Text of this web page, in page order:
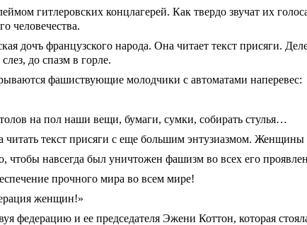
гитлеровских концлагерей. Как твердо звучат их
человечества.
дочъ французского народа. Она читает текст присяги.
до спазм в горле.
фашиствующие молодчики с автоматами наперевес:
на пол наши вещи, бумаги, сумки, собирать стулья…
текст присяги с еще большим энтузиазмом. Женщины
чтобы навсегда был уничтожен фашизм во всех его
прочного мира во всем мире!
женщин!»
федерацию и ее председателя Эжени Коттон, которая